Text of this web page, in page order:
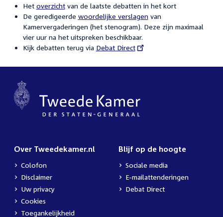
Het overzichtvan de laatste debatten in het kort
De geredigeerde woordelijke verslagenvan
Kamervergaderingen (het stenogram). Deze zijn maximaal
vier uur na het uitspreken beschikbaar.
Kijk debatten terug via External
Debat Direct
Over Tweedekamer.nl
Colofon
Disclaimer
Uw privacy
Cookies
Toegankelijkheid
Blijf op de hoogte
Sociale media
E-mailattenderingen
Debat Direct